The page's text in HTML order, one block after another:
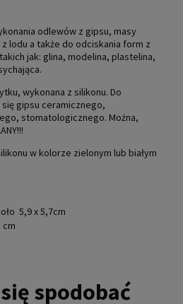
odlewów z gipsu, masy
lodu a także do odciskania form z
jak: glina, modelina, plastelina,
wykonana z silikonu. Do
gipsu ceramicznego,
stomatologicznego. Można,
w kolorze zielonym lub białym
5,9 x 5,7cm
cm
spodobać